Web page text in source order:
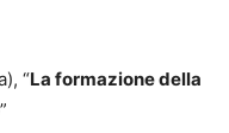
“La formazione della
”